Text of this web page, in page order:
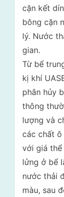
cặn kết
bông cặn
lý. Nước
gian.
Từ bể
kị khí
phân hủy
thông
lượng và
các chất ô
với giá thể
lửng ở bể
nước thải
màu, sau